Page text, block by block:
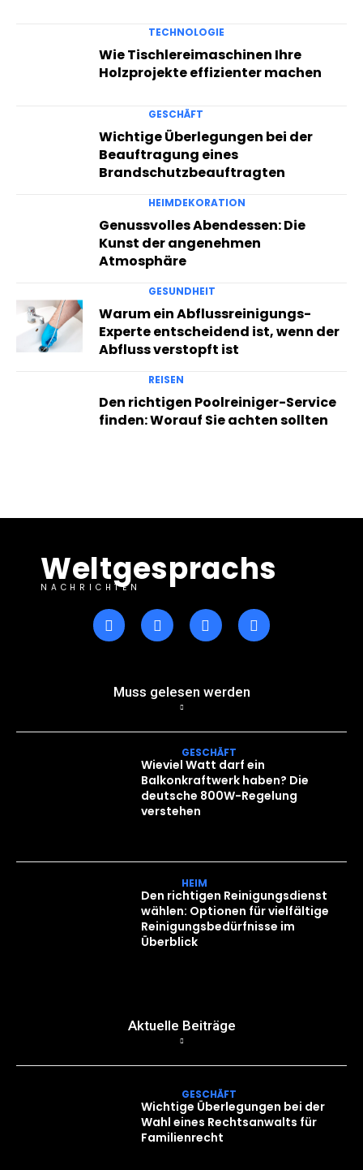
TECHNOLOGIE
Wie Tischlereimaschinen Ihre
Holzprojekte effizienter machen
GESCHÄFT
Wichtige Überlegungen bei der
Beauftragung eines
Brandschutzbeauftragten
HEIMDEKORATION
Genussvolles Abendessen: Die
Kunst der angenehmen
Atmosphäre
GESUNDHEIT
Warum ein Abflussreinigungs-
Experte entscheidend ist, wenn der
Abfluss verstopft ist
REISEN
Den richtigen Poolreiniger-Service
finden: Worauf Sie achten sollten
Weltgesprachs
NACHRICHTEN
Muss gelesen werden
GESCHÄFT
Wieviel Watt darf ein
Balkonkraftwerk haben? Die
deutsche 800W-Regelung
verstehen
HEIM
Den richtigen Reinigungsdienst
wählen: Optionen für vielfältige
Reinigungsbedürfnisse im
Überblick
Aktuelle Beiträge
GESCHÄFT
Wichtige Überlegungen bei der
Wahl eines Rechtsanwalts für
Familienrecht